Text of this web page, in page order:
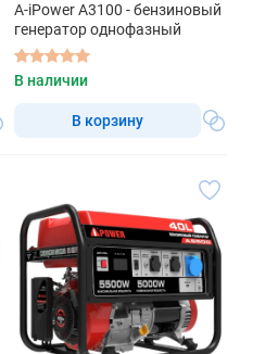
A-iPower A3100 - бензиновый
генератор однофазный
В наличии
В корзину